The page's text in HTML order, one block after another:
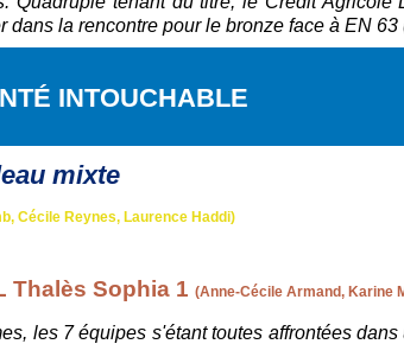
la rencontre pour le bronze face à EN 63
TÉ INTOUCHABLE
Cécile Reynes, Laurence Haddi)
Thalès Sophia 1 (Anne-Cécile Armand, Karine
les 7 équipes s'étant toutes affrontées